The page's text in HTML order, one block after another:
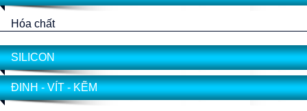
Hóa chất
SILICON
ĐINH - VÍT - KẼM